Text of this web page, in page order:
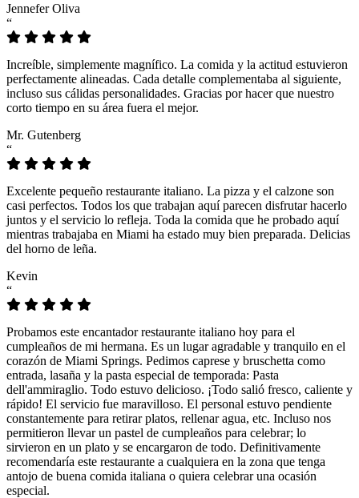
Jennefer Oliva
“
Increíble, simplemente magnífico. La comida y la actitud estuvieron
perfectamente alineadas. Cada detalle complementaba al siguiente,
incluso sus cálidas personalidades. Gracias por hacer que nuestro
corto tiempo en su área fuera el mejor.
Mr. Gutenberg
“
Excelente pequeño restaurante italiano. La pizza y el calzone son
casi perfectos. Todos los que trabajan aquí parecen disfrutar hacerlo
juntos y el servicio lo refleja. Toda la comida que he probado aquí
mientras trabajaba en Miami ha estado muy bien preparada. Delicias
del horno de leña.
Kevin
“
Probamos este encantador restaurante italiano hoy para el
cumpleaños de mi hermana. Es un lugar agradable y tranquilo en el
corazón de Miami Springs. Pedimos caprese y bruschetta como
entrada, lasaña y la pasta especial de temporada: Pasta
dell'ammiraglio. Todo estuvo delicioso. ¡Todo salió fresco, caliente y
rápido! El servicio fue maravilloso. El personal estuvo pendiente
constantemente para retirar platos, rellenar agua, etc. Incluso nos
permitieron llevar un pastel de cumpleaños para celebrar; lo
sirvieron en un plato y se encargaron de todo. Definitivamente
recomendaría este restaurante a cualquiera en la zona que tenga
antojo de buena comida italiana o quiera celebrar una ocasión
especial.